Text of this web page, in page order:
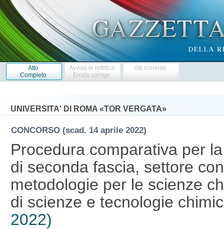
Atto
Completo
Avviso di rettifica
Errata corrige
Atti correlati
UNIVERSITA' DI ROMA «TOR VERGATA»
CONCORSO (scad. 14 aprile 2022)
Procedura comparativa per
di seconda fascia, settore
metodologie per le scienze
di scienze e tecnologie
2022)